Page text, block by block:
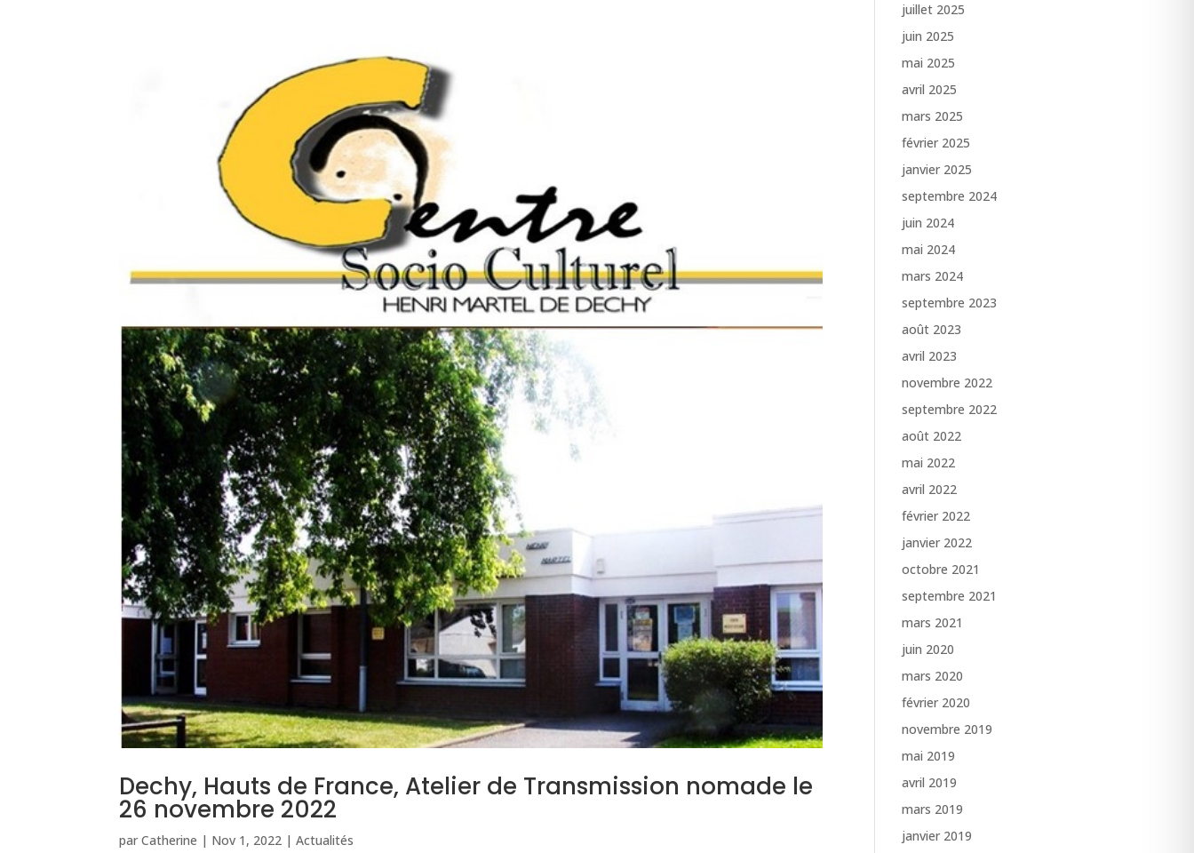
Dechy, Hauts de France, Atelier de Transmission nomade le
26 novembre 2022
parCatherine | Nov 1, 2022 |Actualités
juillet 2025
juin 2025
mai 2025
avril 2025
mars 2025
février 2025
janvier 2025
septembre 2024
juin 2024
mai 2024
mars 2024
septembre 2023
août 2023
avril 2023
novembre 2022
septembre 2022
août 2022
mai 2022
avril 2022
février 2022
janvier 2022
octobre 2021
septembre 2021
mars 2021
juin 2020
mars 2020
février 2020
novembre 2019
mai 2019
avril 2019
mars 2019
janvier 2019